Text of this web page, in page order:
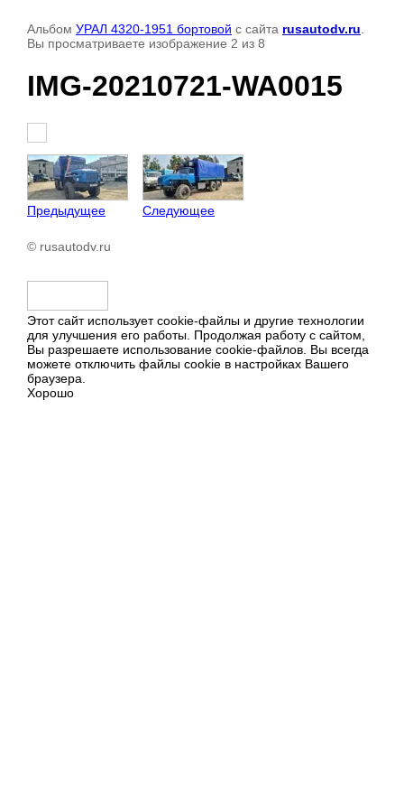
Альбом УРАЛ 4320-1951 бортовой с сайта rusautodv.ru
Вы просматриваете изображение 2 из 8
IMG-20210721-WA0015
Предыдущее Следующее
© rusautodv.ru
Этот сайт использует cookie-файлы и другие технологии
для улучшения его работы. Продолжая работу с сайтом,
Вы разрешаете использование cookie-файлов. Вы всегда
можете отключить файлы cookie в настройках Вашего
браузера.
Хорошо